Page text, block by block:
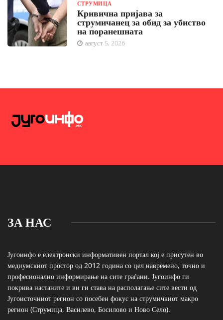
СТРУМИЦА
Кривична пријава за
струмичанец за обид за убиство
на поранешната
август 5, 2026
ЗА НАС
Југоинфо е електронски информативен портал кој е присутен во
медиумскиот простор од 2012 година со цел навремено, точно и
професионално информирање на сите граѓани. Југоинфо ги
покрива настаните и ви ги става на располагање сите вести од
Југоисточниот регион со посебен фокус на струмичкиот макро
регион (Струмица, Василево, Босилово и Ново Село).